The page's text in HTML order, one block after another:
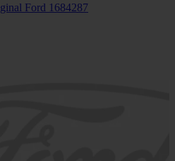
Ford 1684287